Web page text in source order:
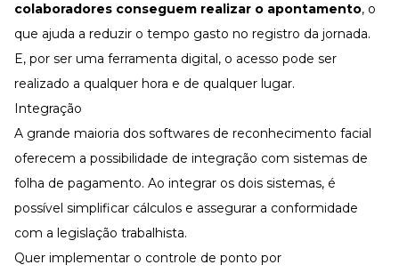
colaboradores conseguem realizar o apontamento, o
que ajuda a reduzir o tempo gasto no registro da jornada.
E, por ser uma ferramenta digital, o acesso pode ser
realizado a qualquer hora e de qualquer lugar.
Integração
A grande maioria dos softwares de reconhecimento facial
oferecem a possibilidade de integração com sistemas de
folha de pagamento. Ao integrar os dois sistemas, é
possível simplificar cálculos e assegurar a conformidade
com a legislação trabalhista.
Quer implementar o controle de ponto por